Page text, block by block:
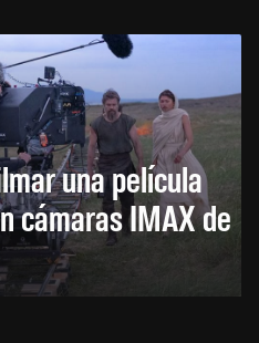
una película
cámaras IMAX de